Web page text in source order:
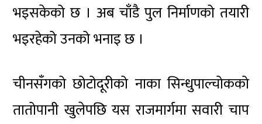
भइसकेको छ । अब चाँडै पुल निर्माणको तयारी
भइरहेको उनको भनाइ छ ।
चीनसँगको छोटोदूरीको नाका सिन्धुपाल्चोकको
तातोपानी खुलेपछि यस राजमार्गमा सवारी चाप